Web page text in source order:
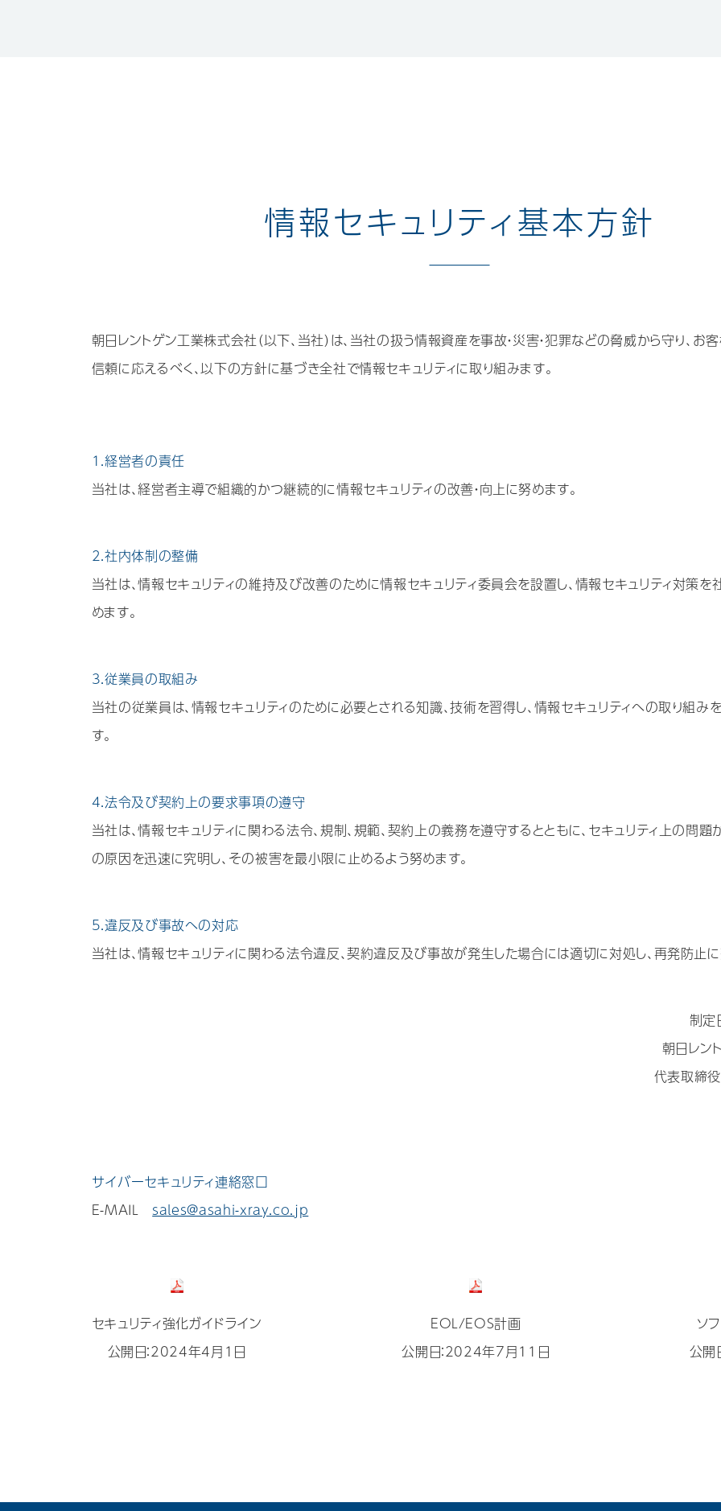
情報セキュリティ基本方針
朝日レントゲン工業株式会社（以下、当社）は、当社の扱う情報資産を事故・災害・犯罪などの脅威から守り、お
信頼に応えるべく、以下の方針に基づき全社で情報セキュリティに取り組みます。
1.経営者の責任
当社は、経営者主導で組織的かつ継続的に情報セキュリティの改善・向上に努めます。
2.社内体制の整備
当社は、情報セキュリティの維持及び改善のために情報セキュリティ委員会を設置し、情報セキュリティ対策
めます。
3.従業員の取組み
当社の従業員は、情報セキュリティのために必要とされる知識、技術を習得し、情報セキュリティへの取り組み
す。
4.法令及び契約上の要求事項の遵守
当社は、情報セキュリティに関わる法令、規制、規範、契約上の義務を遵守するとともに、セキュリティ上の問題
の原因を迅速に究明し、その被害を最小限に止めるよう努めます。
5.違反及び事故への対応
当社は、情報セキュリティに関わる法令違反、契約違反及び事故が発生した場合には適切に対処し、再発防止に
制
朝日レン
代表取締
サイバーセキュリティ連絡窓口
E-MAILsales@asahi-xray.co.jp
セキュリティ強化ガイドライン
公開日：2024年4月1日
EOL/EOS計画
公開日：2024年7月11日
ソ
公開